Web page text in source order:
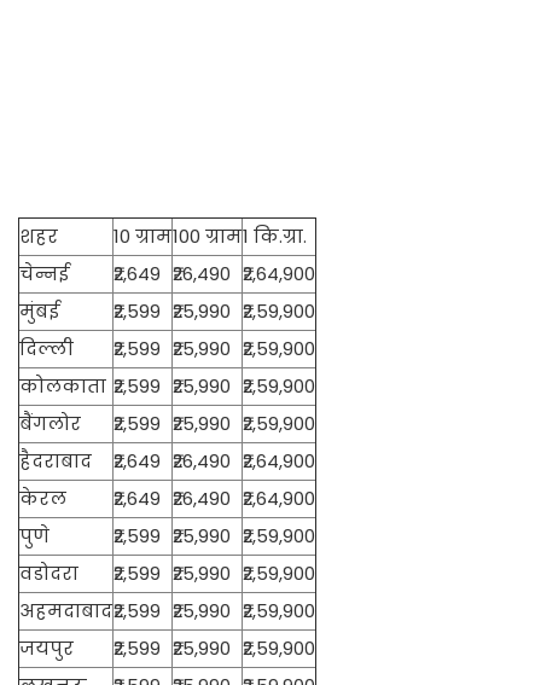
शहर 10 ग्राम100 ग्राम1 कि.ग्रा.
चेन्नई
₹2,649 ₹26,490 ₹2,64,900
मुंबई
₹2,599 ₹25,990 ₹2,59,900
दिल्ली
₹2,599 ₹25,990 ₹2,59,900
कोलकाता ₹2,599 ₹25,990 ₹2,59,900
बैंगलोर
₹2,599 ₹25,990 ₹2,59,900
हैदराबाद
₹2,649 ₹26,490 ₹2,64,900
केरल
₹2,649 ₹26,490 ₹2,64,900
पुणे
₹2,599 ₹25,990 ₹2,59,900
वडोदरा
₹2,599 ₹25,990 ₹2,59,900
अहमदाबाद₹2,599 ₹25,990 ₹2,59,900
जयपुर
₹2,599 ₹25,990 ₹2,59,900